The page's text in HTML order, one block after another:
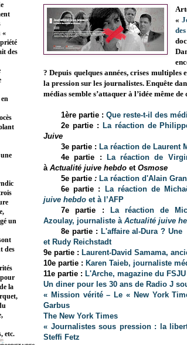
«
? Depuis quelques années, crises
la pression sur les journalistes. Enquête
médias semble s’attaquer à l’idée même
1ère partie :Que reste-t-il des
2e partie : La réaction de
Juive
3e partie : La réaction de Laurent
4e partie :
La réaction de
à Actualité juive hebdo etOsmose
5e partie: La réaction d'Alain
6e partie :
La réaction de
juive hebdo et à l’AFP
7e partie :
La réaction de
Azoulay, journaliste à Actualité juive
8e partie : L'affaire al-Dura ?
et Rudy Reichstadt
9e partie : Laurent-David Samama,
10e partie : Karen Taieb, journaliste
11e partie : L'Arche, magazine du FSJU
Un diner pour les 30 ans de Radio J
« Mission vérité – Le « New York
Garbus
The New York Times
« Journalistes sous pression : la
Steffi Fetz
«
des
un
des
la
etc.